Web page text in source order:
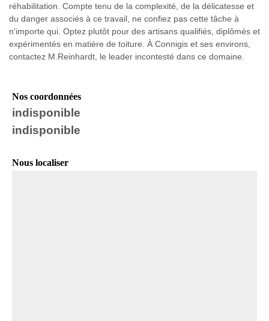
réhabilitation. Compte tenu de la complexité, de la délicatesse et
du danger associés à ce travail, ne confiez pas cette tâche à
n'importe qui. Optez plutôt pour des artisans qualifiés, diplômés et
expérimentés en matière de toiture. À Connigis et ses environs,
contactez M.Reinhardt, le leader incontesté dans ce domaine.
Nos coordonnées
indisponible
indisponible
Nous localiser